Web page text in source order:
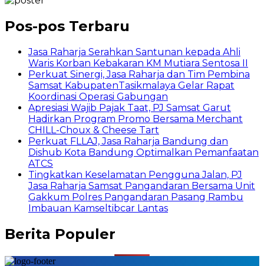
Pos-pos Terbaru
Jasa Raharja Serahkan Santunan kepada Ahli
Waris Korban Kebakaran KM Mutiara Sentosa II
Perkuat Sinergi, Jasa Raharja dan Tim Pembina
Samsat KabupatenTasikmalaya Gelar Rapat
Koordinasi Operasi Gabungan
Apresiasi Wajib Pajak Taat, PJ Samsat Garut
Hadirkan Program Promo Bersama Merchant
CHILL-Choux & Cheese Tart
Perkuat FLLAJ, Jasa Raharja Bandung dan
Dishub Kota Bandung Optimalkan Pemanfaatan
ATCS
Tingkatkan Keselamatan Pengguna Jalan, PJ
Jasa Raharja Samsat Pangandaran Bersama Unit
Gakkum Polres Pangandaran Pasang Rambu
Imbauan Kamseltibcar Lantas
Berita Populer